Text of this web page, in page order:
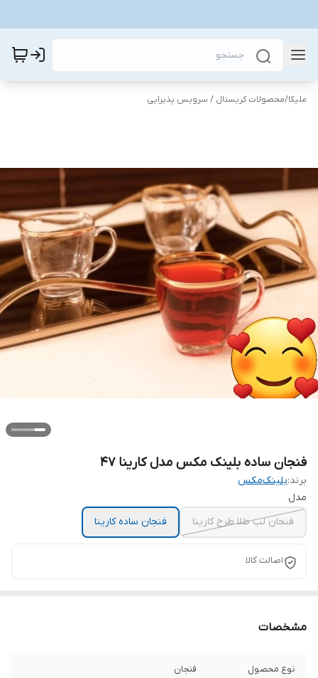
ملیکا/محصولات کریستال / سرویس پذیرایی
فنجان ساده بلینک مکس مدل کارینا ۴۷
برند:بلینک‌مکس
مدل
فنجان لب طلا طرح کارینا
فنجان ساده کارینا
اصالت کالا
مشخصات
نوع محصول فنجان‌